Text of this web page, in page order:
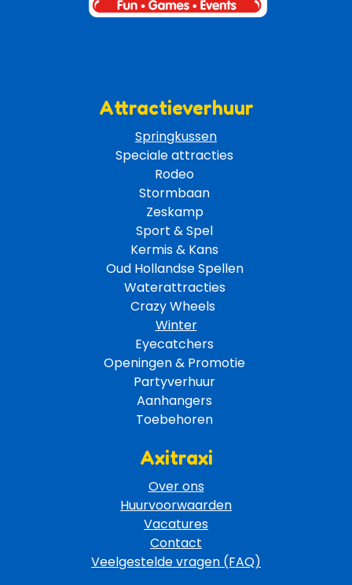
Attractieverhuur
Springkussen
Speciale attracties
Rodeo
Stormbaan
Zeskamp
Sport & Spel
Kermis & Kans
Oud Hollandse Spellen
Waterattracties
Crazy Wheels
Winter
Eyecatchers
Openingen & Promotie
Partyverhuur
Aanhangers
Toebehoren
Axitraxi
Over ons
Huurvoorwaarden
Vacatures
Contact
Veelgestelde vragen (FAQ)